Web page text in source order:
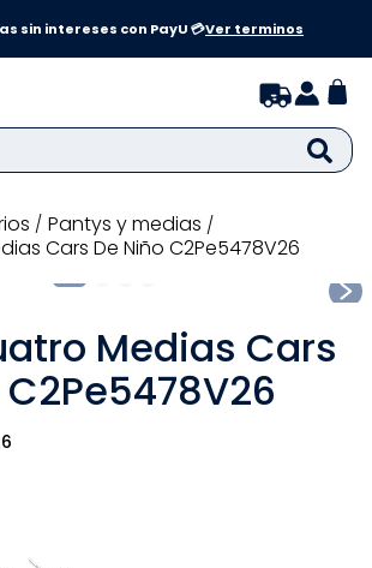
sin intereses con PayU 💳Ver terminos
pantys y medias
Cars De Niño C2Pe5478V26
Medias Cars